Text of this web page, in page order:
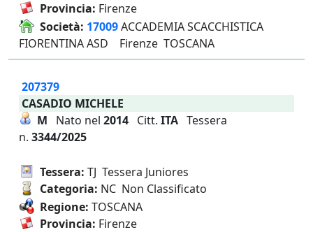
Provincia: Firenze
Società: 17009ACCADEMIA SCACCHISTICA
FIORENTINA ASD Firenze TOSCANA
207379
CASADIO MICHELE
M Nato nel 2014 Citt. ITA Tessera
n. 3344/2025
Tessera: TJ Tessera Juniores
Categoria: NC Non Classificato
Regione: TOSCANA
Provincia: Firenze